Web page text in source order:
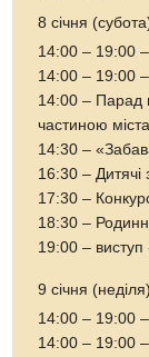
8 січня
14:00 – 19:00 –
14:00 – 19:00 –
14:00 – Парад
частиною міста
14:30 –
16:30 –
17:30 –
18:30 –
19:00 –
9 січня (неділя)
14:00 – 19:00 –
14:00 – 19:00 –